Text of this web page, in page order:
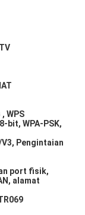
WPS
bit, WPA-PSK,
Pengintaian
port fisik,
alamat